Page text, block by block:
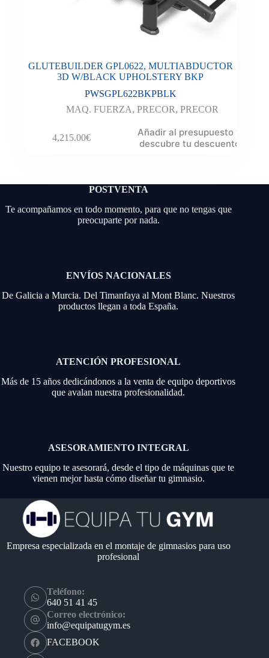
GLUTEBUILDER GPL0622, MULTIABDUCTOR
3D W/BLACK UPHOLSTERY BKP
PWSGPL622BKPBLK
MAQ. FUERZA,PRECOR,PRECOR
4,215.00€
Añadir al presupuesto y
descubre tu descuento
POSTVENTA
Te acompañamos en todo momento, para que no tengas que
preocuparte por nada.
ENVÍOS NACIONALES
De Galicia a Murcia. Del Timanfaya al Mont Blanc. Nuestros
productos llegan a toda España.
ATENCIÓN PROFESIONAL
Más de 15 años dedicándonos a la venta de equipo deportivos
que avalan nuestra profesionalidad.
ASESORAMIENTO INTEGRAL
Nuestro equipo te asesorará, desde el tipo de máquinas que te
vienen mejor hasta cómo diseñar tu gimnasio.
Empresa especializada en el montaje de gimnasios para uso
profesional
Teléfono:
640 51 41 45
Correo electrónico:
info@equipatugym.es
FACEBOOK